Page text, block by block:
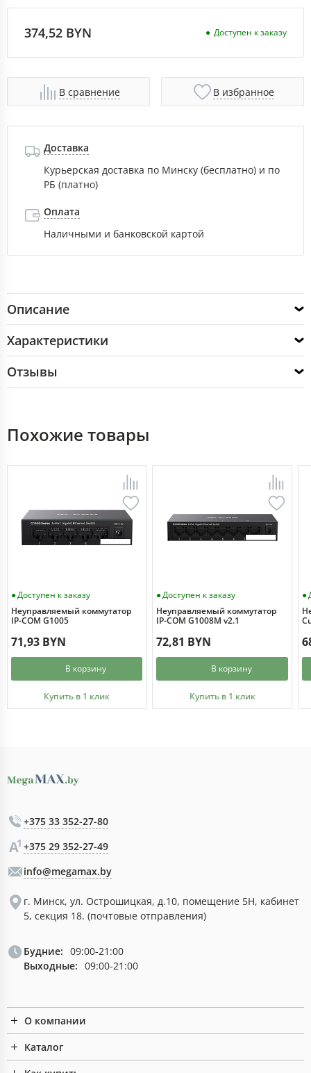
374,52 BYN Доступен к заказу
В сравнение В избранное
Доставка
Курьерская доставка по Минску (бесплатно) и по
РБ (платно)
Оплата
Наличными и банковской картой
Описание
Характеристики
Отзывы
Похожие товары
Доступен к заказу
Неуправляемый коммутатор
IP-COM G1005
71,93 BYN
В корзину
Купить в 1 клик
Доступен к заказу
Неуправляемый коммутатор
IP-COM G1008M v2.1
72,81 BYN
В корзину
Купить в 1 клик
+375 33 352-27-80
+375 29 352-27-49
info@megamax.by
г. Минск, ул. Острошицкая, д.10, помещение 5Н, кабинет
5, секция 18. (почтовые отправления)
Будние: 09:00-21:00
Выходные: 09:00-21:00
О компании
Каталог